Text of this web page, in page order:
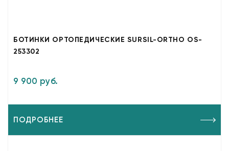
БОТИНКИ ОРТОПЕДИЧЕСКИЕ SURSIL-ORTHO OS-
253302
9 900 руб.
ПОДРОБНЕЕ